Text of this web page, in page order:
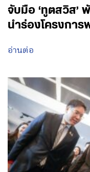
จับมือ ‘ทูตสวิส’
นำร่องโครงการ
อ่านต่อ